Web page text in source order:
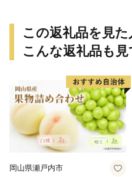
この返礼品を見た
こんな返礼品も
岡山県瀬戸内市